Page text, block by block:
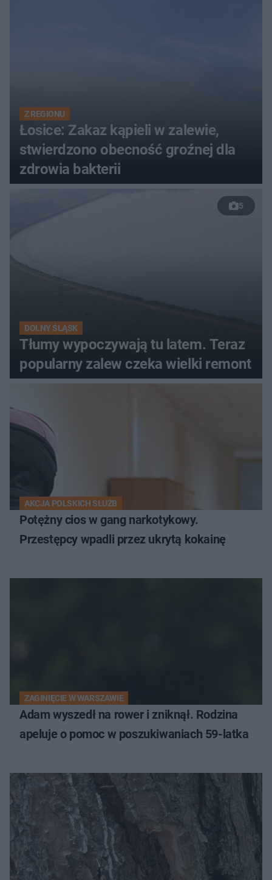
Z REGIONU
Łosice: Zakaz kąpieli w zalewie,
stwierdzono obecność groźnej dla
zdrowia bakterii
5
DOLNY ŚLĄSK
Tłumy wypoczywają tu latem. Teraz
popularny zalew czeka wielki remont
AKCJA POLSKICH SŁUŻB
Potężny cios w gang narkotykowy.
Przestępcy wpadli przez ukrytą kokainę
ZAGINIĘCIE W WARSZAWIE
Adam wyszedł na rower i zniknął. Rodzina
apeluje o pomoc w poszukiwaniach 59-latka